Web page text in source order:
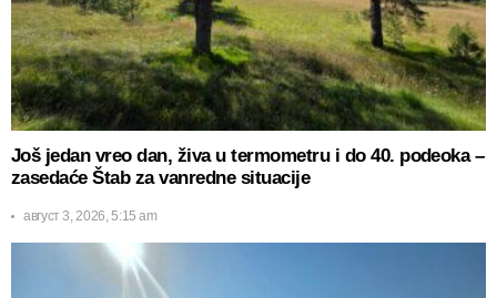
Još jedan vreo dan, živa u termometru i do 40. podeoka –
zasedaće Štab za vanredne situacije
август 3, 2026, 5:15 am